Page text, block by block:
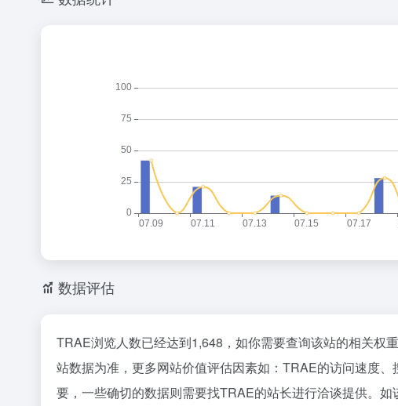
数据评估
TRAE浏览人数已经达到1,648，如你需要查询该站的相关权
站数据为准，更多网站价值评估因素如：TRAE的访问速度
要，一些确切的数据则需要找TRAE的站长进行洽谈提供。如